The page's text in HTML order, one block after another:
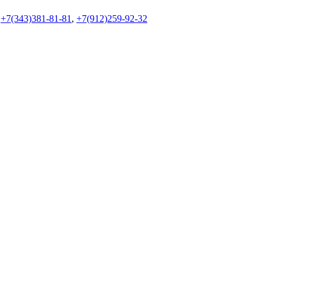
+7(343)381-81-81, +7(912)259-92-32